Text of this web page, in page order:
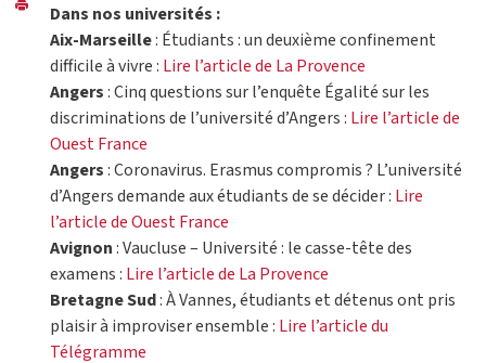
Dans nos universités :
Aix-Marseille: Étudiants : un deuxième confinement
difficile à vivre : Lire l’article de La Provence
Angers: Cinq questions sur l’enquête Égalité sur les
discriminations de l’université d’Angers : Lire l’article de
Ouest France
Angers: Coronavirus. Erasmus compromis ? L’université
d’Angers demande aux étudiants de se décider : Lire
l’article de Ouest France
Avignon: Vaucluse – Université : le casse-tête des
examens : Lire l’article de La Provence
Bretagne Sud: À Vannes, étudiants et détenus ont pris
plaisir à improviser ensemble : Lire l’article du
Télégramme